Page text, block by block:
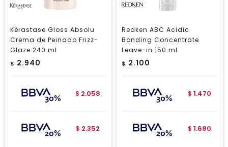
Kérastase Gloss Absolu
Crema de Peinado Frizz-
Glaze 240 ml
$ 2.940
$ 2.058
$ 2.352
Redken ABC Acidic
Bonding Concentrate
Leave-in 150 ml
$ 2.100
$ 1.470
$ 1.680